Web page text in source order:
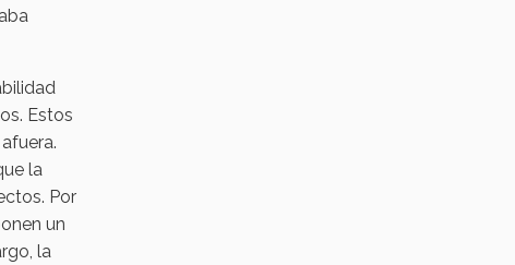
Estos
la
Por
un
la